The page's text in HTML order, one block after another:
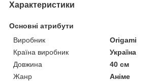
Характеристики
Основні атрибути
Виробник
Origami
Країна виробник
Україна
Довжина
40 см
Жанр
Аніме